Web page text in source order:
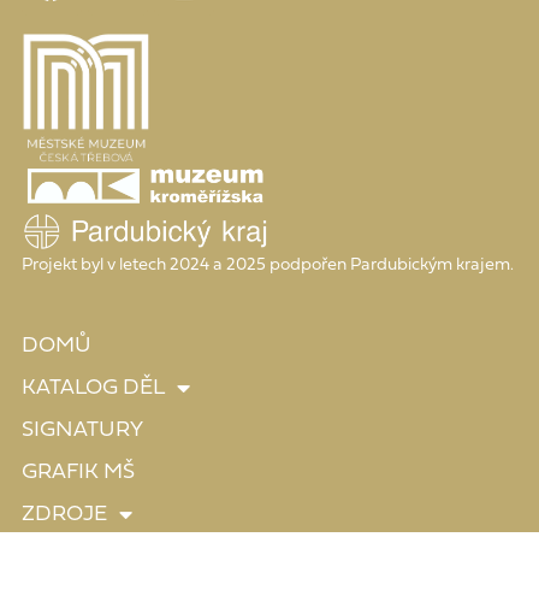
Projekt byl v letech 2024 a 2025 podpořen Pardubickým krajem.
DOMŮ
KATALOG DĚL
SIGNATURY
GRAFIK MŠ
ZDROJE